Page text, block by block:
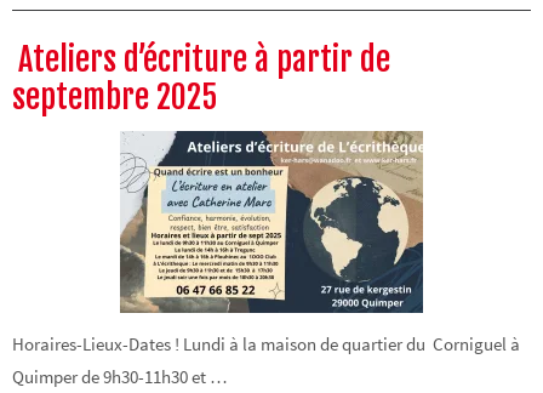
Ateliers d’écriture à partir de
septembre 2025
Horaires-Lieux-Dates ! Lundi à la maison de quartier du Corniguel à
Quimper de 9h30-11h30 et …